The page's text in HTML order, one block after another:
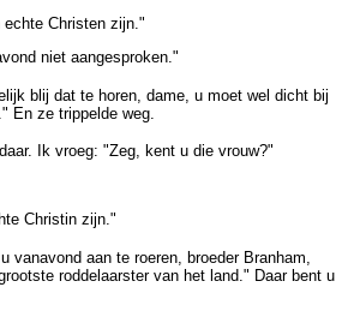
Christen zijn."
niet aangesproken."
blij dat te horen, dame, u moet wel dicht bij
En ze trippelde weg.
Ik vroeg: "Zeg, kent u die vrouw?"
Christin zijn."
vanavond aan te roeren, broeder Branham,
roddelaarster van het land." Daar bent u